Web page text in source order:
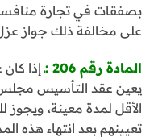
بصفقات في تجارة
على مخالفة ذلك جواز
المادة رقم 206 :ـ
إذا
يعين عقد التأسيس مجلس
الأقل لمدة معينة، ويجوز
تعيينهم بعد انتهاء هذه